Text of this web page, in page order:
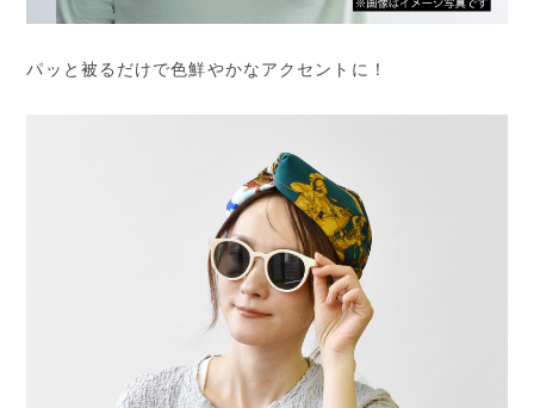
パッと被るだけで色鮮やかなアクセントに！